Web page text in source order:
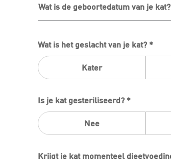
Wat is de geboortedatum van je kat?
Wat is het geslacht van je kat? *
Kater
Is je kat gesteriliseerd? *
Nee